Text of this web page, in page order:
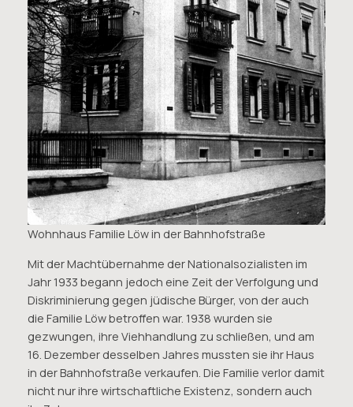
Wohnhaus Familie Löw in der Bahnhofstraße
Mit der Machtübernahme der Nationalsozialisten im
Jahr 1933 begann jedoch eine Zeit der Verfolgung und
Diskriminierung gegen jüdische Bürger, von der auch
die Familie Löw betroffen war. 1938 wurden sie
gezwungen, ihre Viehhandlung zu schließen, und am
16. Dezember desselben Jahres mussten sie ihr Haus
in der Bahnhofstraße verkaufen. Die Familie verlor damit
nicht nur ihre wirtschaftliche Existenz, sondern auch